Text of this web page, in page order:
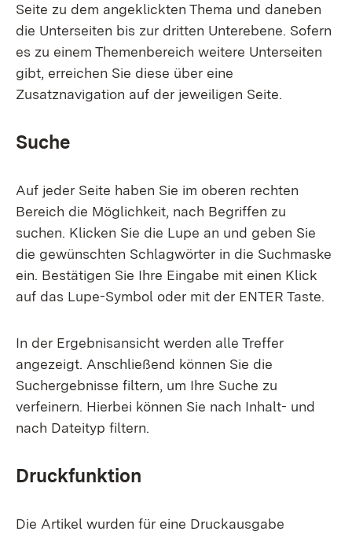
Seite zu dem angeklickten Thema und daneben
die Unterseiten bis zur dritten Unterebene. Sofern
es zu einem Themenbereich weitere Unterseiten
gibt, erreichen Sie diese über eine
Zusatznavigation auf der jeweiligen Seite.
Suche
Auf jeder Seite haben Sie im oberen rechten
Bereich die Möglichkeit, nach Begriffen zu
suchen. Klicken Sie die Lupe an und geben Sie
die gewünschten Schlagwörter in die Suchmaske
ein. Bestätigen Sie Ihre Eingabe mit einen Klick
auf das Lupe-Symbol oder mit der ENTER Taste.
In der Ergebnisansicht werden alle Treffer
angezeigt. Anschließend können Sie die
Suchergebnisse filtern, um Ihre Suche zu
verfeinern. Hierbei können Sie nach Inhalt- und
nach Dateityp filtern.
Druckfunktion
Die Artikel wurden für eine Druckausgabe